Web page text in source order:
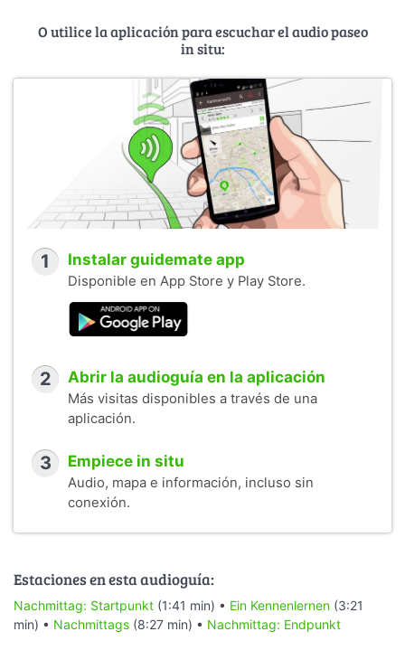
O utilice la aplicación para escuchar el audio paseo
in situ:
1 Instalar guidemate app
Disponible en App Store y Play Store.
2 Abrir la audioguía en la aplicación
Más visitas disponibles a través de una
aplicación.
3 Empiece in situ
Audio, mapa e información, incluso sin
conexión.
Estaciones en esta audioguía:
Nachmittag: Startpunkt (1:41 min) • Ein Kennenlernen (3:21
min) • Nachmittags (8:27 min) • Nachmittag: Endpunkt